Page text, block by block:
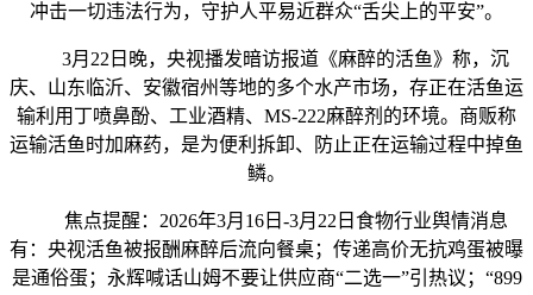
冲击一切违法行为，守护人平易近群众“舌尖上的平安”。
3月22日晚，央视播发暗访报道《麻醉的活鱼》称，沉
庆、山东临沂、安徽宿州等地的多个水产市场，存正在活鱼运
输利用丁喷鼻酚、工业酒精、MS-222麻醉剂的环境。商贩称
运输活鱼时加麻药，是为便利拆卸、防止正在运输过程中掉鱼
鳞。
焦点提醒：2026年3月16日-3月22日食物行业舆情消息
有：央视活鱼被报酬麻醉后流向餐桌；传递高价无抗鸡蛋被曝
是通俗蛋；永辉喊话山姆不要让供应商“二选一”引热议；“899